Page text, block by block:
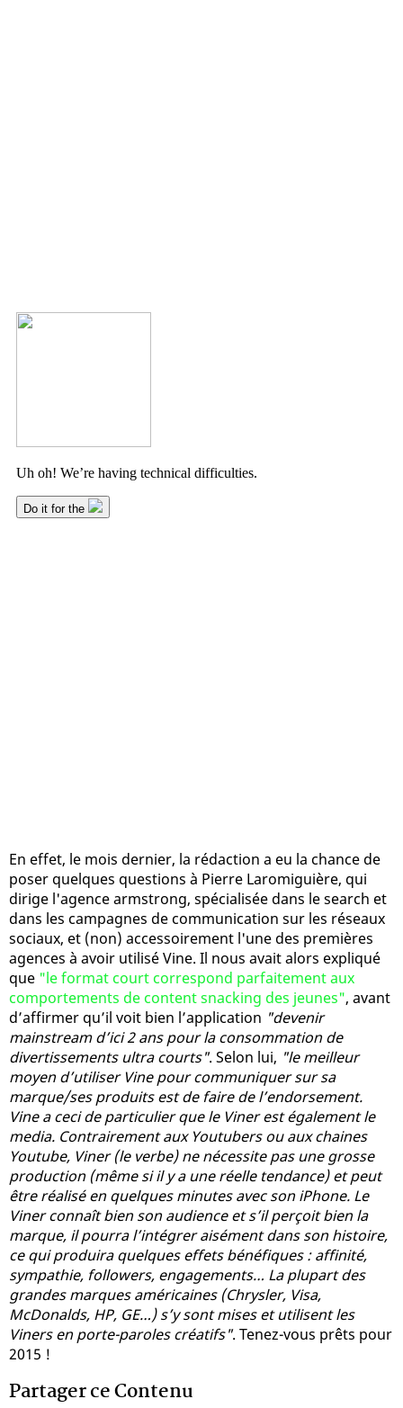
En effet, le mois dernier, la rédaction a eu la chance de
poser quelques questions à Pierre Laromiguière, qui
dirige l'agence armstrong, spécialisée dans le search et
dans les campagnes de communication sur les réseaux
sociaux, et (non) accessoirement l'une des premières
agences à avoir utilisé Vine. Il nous avait alors expliqué
que "le format court correspond parfaitement aux
comportements de content snacking des jeunes", avant
d’affirmer qu’il voit bien l’application "devenir
mainstream d’ici 2 ans pour la consommation de
divertissements ultra courts". Selon lui, "le meilleur
moyen d’utiliser Vine pour communiquer sur sa
marque/ses produits est de faire de l’endorsement.
Vine a ceci de particulier que le Viner est également le
media. Contrairement aux Youtubers ou aux chaines
Youtube, Viner (le verbe) ne nécessite pas une grosse
production (même si il y a une réelle tendance) et peut
être réalisé en quelques minutes avec son iPhone. Le
Viner connaît bien son audience et s’il perçoit bien la
marque, il pourra l’intégrer aisément dans son histoire,
ce qui produira quelques effets bénéfiques : affinité,
sympathie, followers, engagements… La plupart des
grandes marques américaines (Chrysler, Visa,
McDonalds, HP, GE…) s’y sont mises et utilisent les
Viners en porte-paroles créatifs". Tenez-vous prêts pour
2015 !
Partager ce Contenu